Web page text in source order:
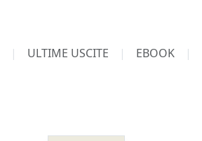
ULTIME USCITE EBOOK